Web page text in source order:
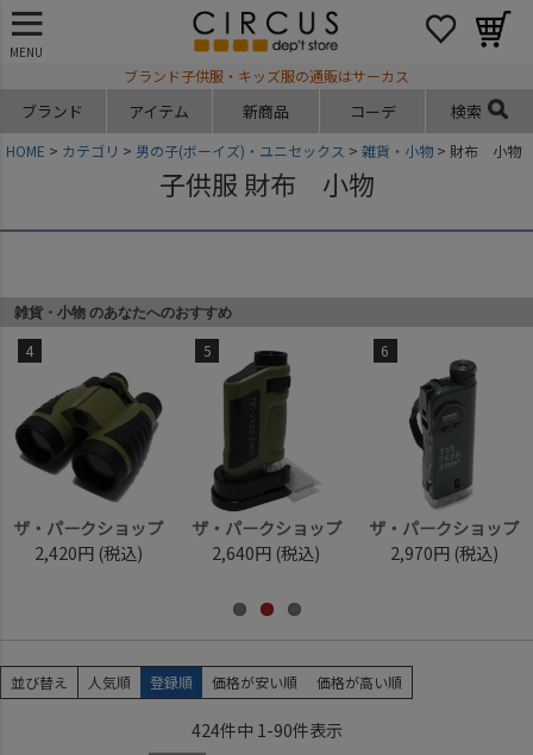
MENU
ブランド子供服・キッズ服の通販はサーカス
ブランド アイテム 新商品 コーデ 検索
HOME カテゴリ 男の子(ボーイズ)・ユニセックス 雑貨・小物 財布 小物
子供服 財布 小物
雑貨・小物 のあなたへのおすすめ
4
ザ・パークショップ
2,420円 (税込)
5
ザ・パークショップ
2,640円 (税込)
6
ザ・パークショップ
2,970円 (税込)
並び替え 人気順 登録順 価格が安い順 価格が高い順
424件中 1-90件表示